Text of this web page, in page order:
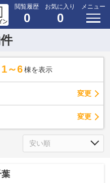
閲覧履歴
0
お気に入り
0
メニュー
1～6 棟を表示
変更
変更